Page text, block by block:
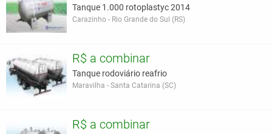
Tanque 1.000 rotoplastyc 2014
Carazinho - Rio Grande do Sul (RS)
R$ a combinar
Tanque rodoviário reafrio
Maravilha - Santa Catarina (SC)
R$ a combinar